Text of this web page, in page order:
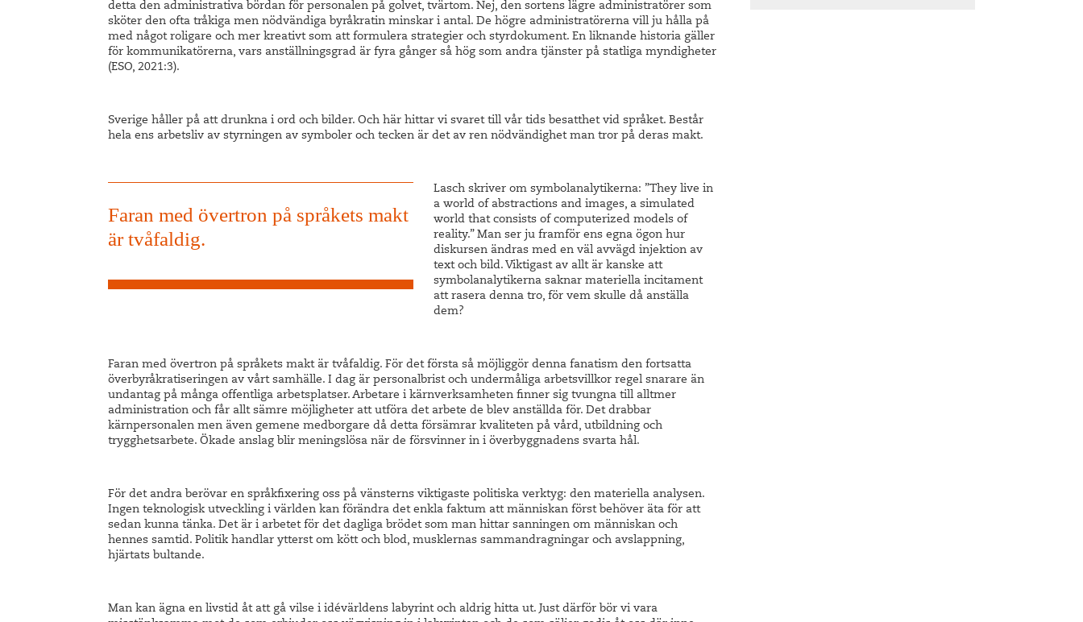
detta den administrativa bördan för personalen på golvet, tvärtom. Nej, den sortens lägre administratörer som
sköter den ofta tråkiga men nödvändiga byråkratin minskar i antal. De högre administratörerna vill ju hålla på
med något roligare och mer kreativt som att formulera strategier och styrdokument. En liknande historia gäller
för kommunikatörerna, vars anställningsgrad är fyra gånger så hög som andra tjänster på statliga myndigheter
(ESO, 2021:3).
Sverige håller på att drunkna i ord och bilder. Och här hittar vi svaret till vår tids besatthet vid språket. Består
hela ens arbetsliv av styrningen av symboler och tecken är det av ren nödvändighet man tror på deras makt.
Faran med övertron på språkets makt
är tvåfaldig.
Lasch skriver om symbolanalytikerna: ”They live in
a world of abstractions and images, a simulated
world that consists of computerized models of
reality.” Man ser ju framför ens egna ögon hur
diskursen ändras med en väl avvägd injektion av
text och bild. Viktigast av allt är kanske att
symbolanalytikerna saknar materiella incitament
att rasera denna tro, för vem skulle då anställa
dem?
Faran med övertron på språkets makt är tvåfaldig. För det första så möjliggör denna fanatism den fortsatta
överbyråkratiseringen av vårt samhälle. I dag är personalbrist och undermåliga arbetsvillkor regel snarare än
undantag på många offentliga arbetsplatser. Arbetare i kärnverksamheten finner sig tvungna till alltmer
administration och får allt sämre möjligheter att utföra det arbete de blev anställda för. Det drabbar
kärnpersonalen men även gemene medborgare då detta försämrar kvaliteten på vård, utbildning och
trygghetsarbete. Ökade anslag blir meningslösa när de försvinner in i överbyggnadens svarta hål.
För det andra berövar en språkfixering oss på vänsterns viktigaste politiska verktyg: den materiella analysen.
Ingen teknologisk utveckling i världen kan förändra det enkla faktum att människan först behöver äta för att
sedan kunna tänka. Det är i arbetet för det dagliga brödet som man hittar sanningen om människan och
hennes samtid. Politik handlar ytterst om kött och blod, musklernas sammandragningar och avslappning,
hjärtats bultande.
Man kan ägna en livstid åt att gå vilse i idévärldens labyrint och aldrig hitta ut. Just därför bör vi vara